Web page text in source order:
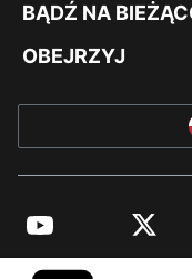
BĄDŹ NA
OBEJRZYJ
YouTube Twitter